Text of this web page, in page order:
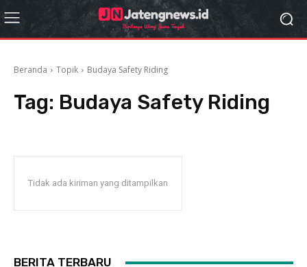
Beranda Topik Budaya Safety Riding
Tag: Budaya Safety Riding
Tidak ada kiriman yang ditampilkan
BERITA TERBARU